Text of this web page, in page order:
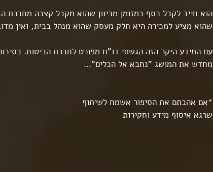
הוא חייב לקבל כסף במזומן מכיוון שהוא מקבל קצבה מחברת
שהוא מציע למכירה היא חלק מעסק שהוא מנהל בבית, ואין
עם המידע היקר הזה הגשתי דו"ח מפורט לחברת הביטוח.
מחדש את המושג "נחבא אל הכלים"...
*אם אהבתם את הסיפור אשמח לשיתוף
שרגא איסוף מידע וחקירות